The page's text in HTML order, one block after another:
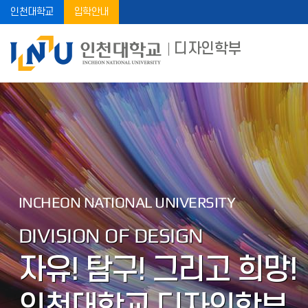
인천대학교 입학안내
디자인학부
INCHEON NATIONAL UNIVERSITY
DIVISION OF DESIGN
자유! 탐구! 그리고 희망!